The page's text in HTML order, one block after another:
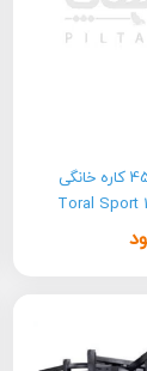
دستگاه بدنسازی 45 کاره خانگی